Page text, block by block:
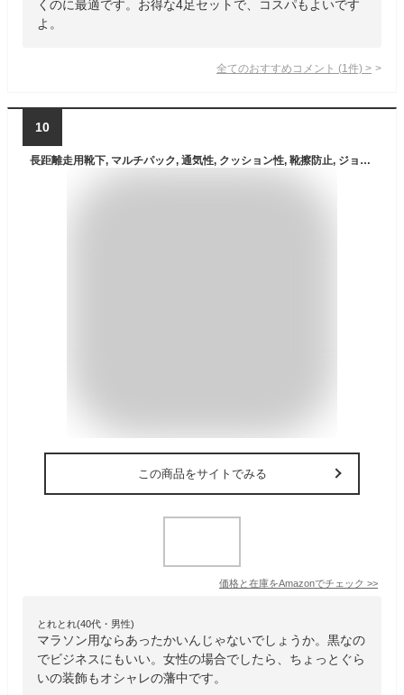
くのに最適です。お得な4足セットで、コスパもよいです
よ。
全てのおすすめコメント (1 件) >
10
長距離走用靴下, マルチパック, 通気性, クッション性, 靴擦防止, ジョギング, ランニング, マラソン, スポーツ, マルチパフォーマンス, メンズ＆レディース ブラック/グレー 22.0～24.5ｃｍ ３足
この商品をサイトでみる
価格と在庫をAmazonでチェック >>
とれとれ(40代・男性)
マラソン用ならあったかいんじゃないでしょうか。黒なの
でビジネスにもいい。女性の場合でしたら、ちょっとぐら
いの装飾もオシャレの藩中です。